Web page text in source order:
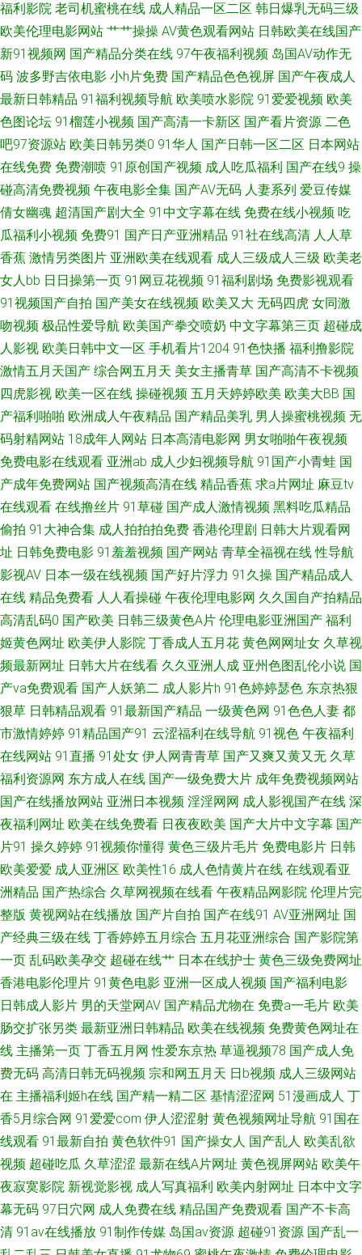
深夜福利导航在线 91工厂网址 超碰碰小说97 黑人另类AV 美女瑟瑟视频 日
本精品色色 午夜影院欧美 91九色一区二区 國內精品區在綫 欧美一级720p
亚洲97网 91网站免费 超碰狠狠干 国产色网 影音先锋色情电影 91夜间福利
超碰91人人操 老司机导航AV 日韩免费a 91大神网站 超碰婷婷色 日韩AA电影
久久大香蕉天堂 a片网站免费 国产精品电影推荐 久久人国产 欧美中字中文字
幕 尤物网成人 www473p 国产TS一区 久久综合伊人无码 人妖牲畜性交 婷婷
香蕉综合操网 综合肏屄 www黄淫 黄色小视频WW 婷婷伊人网 91视频区 国
产精品黑丝传媒 操丝袜美腿人妻 AV导航福利院 大香蕉伊人干 超碰激情人妻
在线 超碰免费3级片 成人看片 黄色片子网站 伊人影院伊思7 久久av人体电影
51午夜福利在线 av在线撸撸 国产操碰 欧美人00yy 丝袜自慰一区 91视频色
ay无码 午夜影视91 91性爱小视频 国产精品传媒狼友 美女被草网站 大香蕉伊
av 男人的天堂色导航 少妇成人在线 97超碰福利网 福利第一导航视频 另类影
音 日韩欧美wwww 伊人久久狼人 99热cn 狠狠撸天天干 香蕉导航 超碰ab 久
久先锋视频 人妖操男人黄色 午夜尤物福利 a片传媒 韩日在线 欧美区另类 天
天拍液夜拍 91软件网战试看 狠狠干哦日本 日韩色综合网 自拍视频啪 色五月
激情综合网 91传媒免费视频 狠狠肏成人专区 囯产精品一二三 欧美三级b 五
月花婷婷 大香蕉57 欧美19P在线 无码熟妇人妻AV 91高跟丝袜啪啪 草草婷婷
香蕉 韩国限制级不卡 欧美福利啪啪啪 丝袜91窝 91精品吴梦梦 激情色色综合
导航 熟妇的抽插 97超碰福利电影 国产绿帽Av 欧美成人a在线 天天干视频网
91精品86 超碰操操 精品第十三页 人人操人人摸 www一区 肏屄视频福利社
97在线资源 午夜伦理剧场 伦理视频91 国产第一码页 91撸视频 日韩AⅤ视频
列表 日本道a不卡 色五月激情综合网 人免费超碰 91大神琪琪 国产后入链接
免费超碰在线99 免费在线电影色色 欧美色色综合图片 韩国射无码 日本不卡
人 午夜剧场人妖 97偷偷碰狼人 欧美日韩精品中文 蜜桃午夜福利院 麻豆二三
区 國產館中文字幕
福利影院 老司机蜜桃在线 成人精品一区二区 韩日爆乳无码三级
欧美伦理电影网站 艹艹操操 AV黄色观看网站 日韩欧美在线国产
新91视频网 国产精品分类在线 97午夜福利视频 岛国AV动作无
码 波多野吉依电影 小h片免费 国产精品色色视屏 国产午夜成人
最新日韩精品 91福利视频导航 欧美喷水影院 91爱爱视频 欧美
色图论坛 91榴莲小视频 国产高清一卡新区 国产看片资源 二色
吧97资源站 欧美日韩另类0 91华人 国产日韩一区二区 日本网站
在线免费 免费潮喷 91原创国产视频 成人吃瓜福利 国产在线9 操
碰高清免费视频 午夜电影全集 国产AV无码 人妻系列 爱豆传媒
倩女幽魂 超清国产剧大全 91中文字幕在线 免费在线小视频 吃
瓜福利小视频 免费91 国产日产亚洲精品 91社在线高清 人人草
香蕉 激情另类图片 亚洲欧美在线观看 成人三级成人三级 欧美老
女人bb 日日操第一页 91网豆花视频 91福利剧场 免费影视观看
91视频国产自拍 国产美女在线视频 欧美又大 无码四虎 女同激
吻视频 极品性爱导航 欧美国产拳交喷奶 中文字幕第三页 超碰成
人影视 欧美日韩中文一区 手机看片1204 91色快播 福利撸影院
激情五月天国产 综合网五月天 美女主播青草 国产高清不卡视频
四虎影视 欧美一区在线 操碰视频 五月天婷婷欧美 欧美大BB 国
产福利啪啪 欧洲成人午夜精品 国产精品美乳 男人操蜜桃视频 无
码射精网站 18成年人网站 日本高清电影网 男女啪啪午夜视频
免费电影在线观看 亚洲ab 成人少妇视频导航 91国产小青蛙 国
产成年免费网站 国产视频高清在线 精品香蕉 求a片网址 麻豆tv
在线观看 在线撸丝片 91草碰 国产成人激情视频 黑料吃瓜精品
偷拍 91大神合集 成人拍拍拍免费 香港伦理剧 日韩大片观看网
址 日韩免费电影 91羞羞视频 国产网站 青草全福视在线 性导航
影视AV 日本一级在线视频 国产好片浮力 91久操 国产精品成人
在线 精品免费看 人人看操碰 午夜伦理电影网 久久国自产拍精品
高清乱码0 国产欧美 日韩三级黄色A片 伦理电影亚洲国产 福利
姬黄色网址 欧美伊人影院 丁香成人五月花 黄色网网址女 久草视
频最新网址 日韩大片在线看 久久亚洲人成 亚州色图乱伦小说 国
产va免费观看 国产人妖第二 成人影片h 91色婷婷瑟色 东京热狠
狠草 日韩精品观看 91最新国产精品 一级黄色网 91色色人妻 都
市激情婷婷 91精品国产91 云涩福利在线导航 91视色 午夜福利
在线网站 91直播 91处女 伊人网青青草 国产又爽又黄又无 久草
福利资源网 东方成人在线 国产一级免费大片 成年免费视频网站
国产在线播放网站 亚洲日本视频 淫淫网网 成人影视国产在线 深
夜福利网址 欧美在线免费看 日夜夜欧美 国产大片中文字幕 国产
片91 操久婷婷 91视频你懂得 黄色三级片毛片 免费电影片 日韩
欧美爱爱 成人亚洲区 欧美性16 成人色情黄片在线 在线观看亚
洲精品 国产热综合 久草网视频在线看 午夜精品网影院 伦理片完
整版 黄视网站在线播放 国产片自拍 国产在线91 AV亚洲网址 国
产经典三级在线 丁香婷婷五月综合 五月花亚洲综合 国产影院第
一页 乱码欧美孕交 超碰在线艹 日本在线护士 黄色三级免费网址
香港电影伦理片 91黄色电影 亚洲一区成人视频 国产福利电影
日韩成人影片 男的天堂网AV 国产精品尤物在 免费a一毛片 欧美
肠交扩张另类 最新亚洲日韩精品 欧美在线视频 免费黄色网址在
线 主播第一页 丁香五月网 性爱东京热 草逼视频78 国产成人免
费无码 高清日韩无码视频 宗和网五月天 日b视频 成人三级网站
在 主播福利姬h在线 国产精一精二区 基情涩涩网 51漫画成人 丁
香5月综合网 91爱爱com 伊人涩涩射 黄色视频网址导航 91国在
线观看 91最新自拍 黄色软件91 国产操女人 国产乱人 欧美乱欲
视频 超碰吃瓜 久草涩涩 最新在线A片网址 黄色视屏网站 欧美午
夜寂寞影院 新视觉影视 成人写真福利 欧美内射网址 日本中文字
幕无码 97日穴网 成人免费在线 精品国产免费观看 国产不卡高
清 91av在线播放 91制作传媒 岛国av资源 超碰91资源 国产乱一